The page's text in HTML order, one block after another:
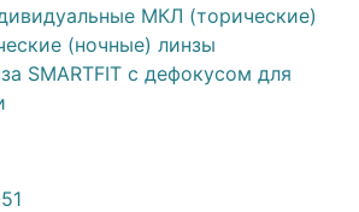
МКЛ (торические)
(ночные) линзы
SMARTFIT с дефокусом для